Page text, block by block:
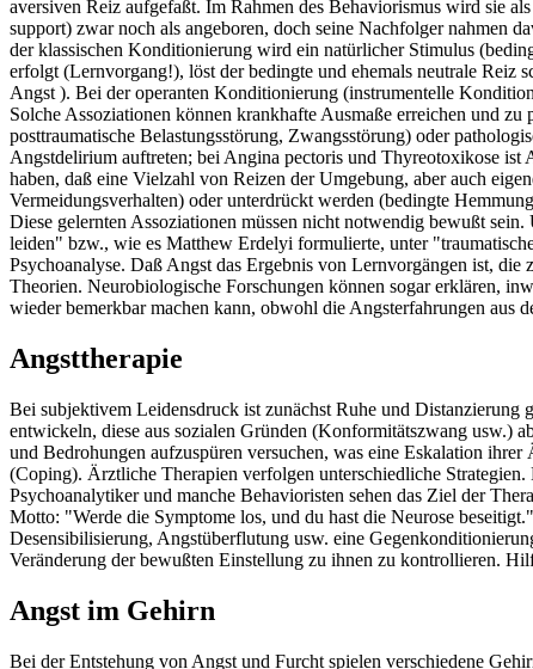
aversiven Reiz aufgefaßt. Im Rahmen des Behaviorismus wird sie
support) zwar noch als angeboren, doch seine Nachfolger nahmen
der klassischen Konditionierung wird ein natürlicher Stimulus
erfolgt (Lernvorgang!), löst der bedingte und ehemals neutrale Reiz
Angst ). Bei der operanten Konditionierung (instrumentelle
Solche Assoziationen können krankhafte Ausmaße erreichen und
posttraumatische Belastungsstörung, Zwangsstörung) oder
Angstdelirium auftreten; bei Angina pectoris und Thyreotoxikose ist
haben, daß eine Vielzahl von Reizen der Umgebung, aber auch
Vermeidungsverhalten) oder unterdrückt werden (bedingte
Diese gelernten Assoziationen müssen nicht notwendig bewußt
leiden" bzw., wie es Matthew Erdelyi formulierte, unter
Psychoanalyse. Daß Angst das Ergebnis von Lernvorgängen ist,
Theorien. Neurobiologische Forschungen können sogar erklären,
wieder bemerkbar machen kann, obwohl die Angsterfahrungen aus
Angsttherapie
Bei subjektivem Leidensdruck ist zunächst Ruhe und Distanzierung
entwickeln, diese aus sozialen Gründen (Konformitätszwang usw.)
und Bedrohungen aufzuspüren versuchen, was eine Eskalation
(Coping). Ärztliche Therapien verfolgen unterschiedliche
Psychoanalytiker und manche Behavioristen sehen das Ziel der
Motto: "Werde die Symptome los, und du hast die Neurose
Desensibilisierung, Angstüberflutung usw. eine
Veränderung der bewußten Einstellung zu ihnen zu kontrollieren.
Angst im Gehirn
Bei der Entstehung von Angst und Furcht spielen verschiedene